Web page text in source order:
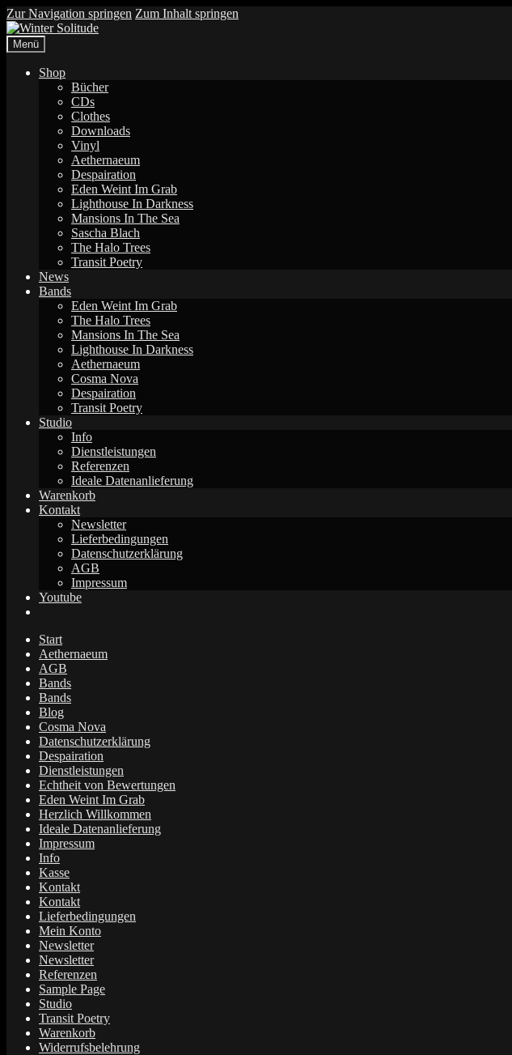
Zur Navigation springen Zum Inhalt springen
Menü
Shop
Bücher
CDs
Clothes
Downloads
Vinyl
Aethernaeum
Despairation
Eden Weint Im Grab
Lighthouse In Darkness
Mansions In The Sea
Sascha Blach
The Halo Trees
Transit Poetry
News
Bands
Eden Weint Im Grab
The Halo Trees
Mansions In The Sea
Lighthouse In Darkness
Aethernaeum
Cosma Nova
Despairation
Transit Poetry
Studio
Info
Dienstleistungen
Referenzen
Ideale Datenanlieferung
Warenkorb
Kontakt
Newsletter
Lieferbedingungen
Datenschutzerklärung
AGB
Impressum
Youtube
Start
Aethernaeum
AGB
Bands
Bands
Blog
Cosma Nova
Datenschutzerklärung
Despairation
Dienstleistungen
Echtheit von Bewertungen
Eden Weint Im Grab
Herzlich Willkommen
Ideale Datenanlieferung
Impressum
Info
Kasse
Kontakt
Kontakt
Lieferbedingungen
Mein Konto
Newsletter
Newsletter
Referenzen
Sample Page
Studio
Transit Poetry
Warenkorb
Widerrufsbelehrung